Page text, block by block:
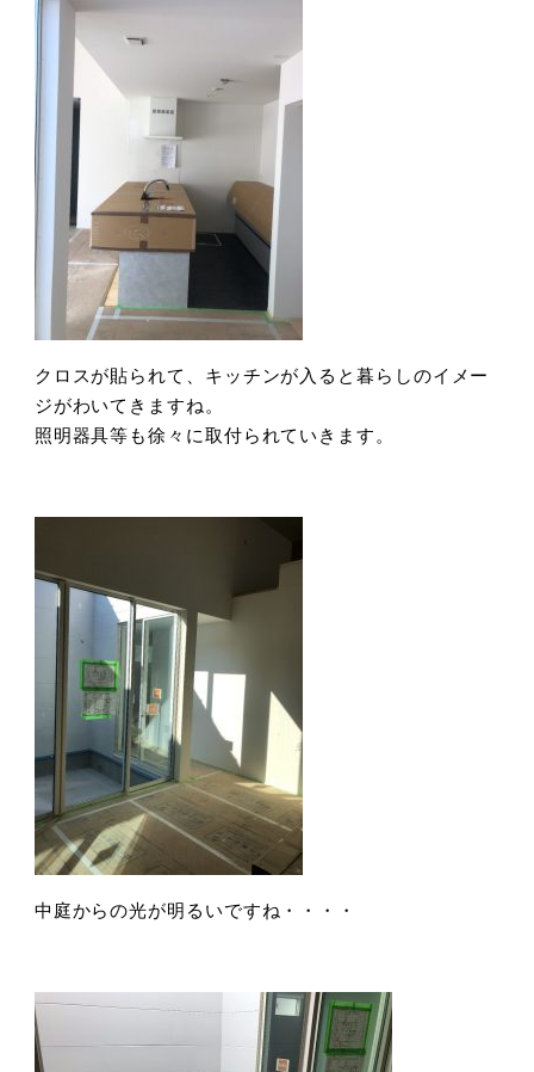
クロスが貼られて、キッチンが入ると暮らしのイメー
ジがわいてきますね。
照明器具等も徐々に取付られていきます。
中庭からの光が明るいですね・・・・